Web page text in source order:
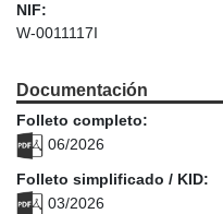
NIF:
W-0011117I
Documentación
Folleto completo:
06/2026
Folleto simplificado / KID:
03/2026